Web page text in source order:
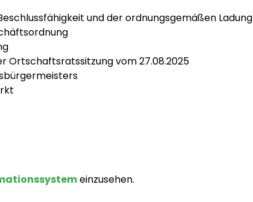
und der ordnungsgemäßen Ladung
Ortschaftsratssitzung vom 27.08.2025
einzusehen.